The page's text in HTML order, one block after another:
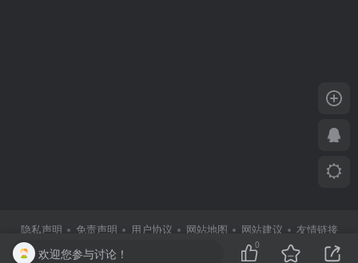
隐私声明 免责声明 用户协议 网站地图 网站建议
友情链接
欢迎您参与讨论！
0